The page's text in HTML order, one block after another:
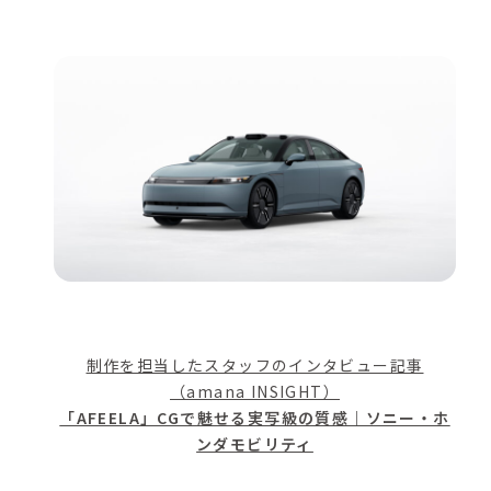
制作を担当したスタッフのインタビュー記事
（amana INSIGHT）
「AFEELA」CGで魅せる実写級の質感｜ソニー・ホ
ンダモビリティ